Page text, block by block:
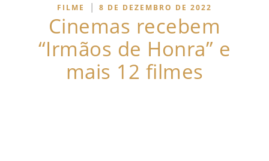
FILME | 8 DE DEZEMBRO DE 2022
Cinemas recebem
“Irmãos de Honra” e
mais 12 filmes